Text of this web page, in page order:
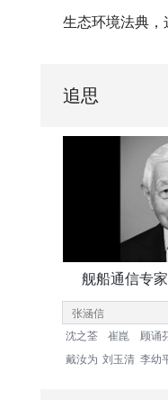
生态环境法典
追思
舰船通信专
沈之荃 崔崑 顾诵
戴汝为 刘玉清 李幼